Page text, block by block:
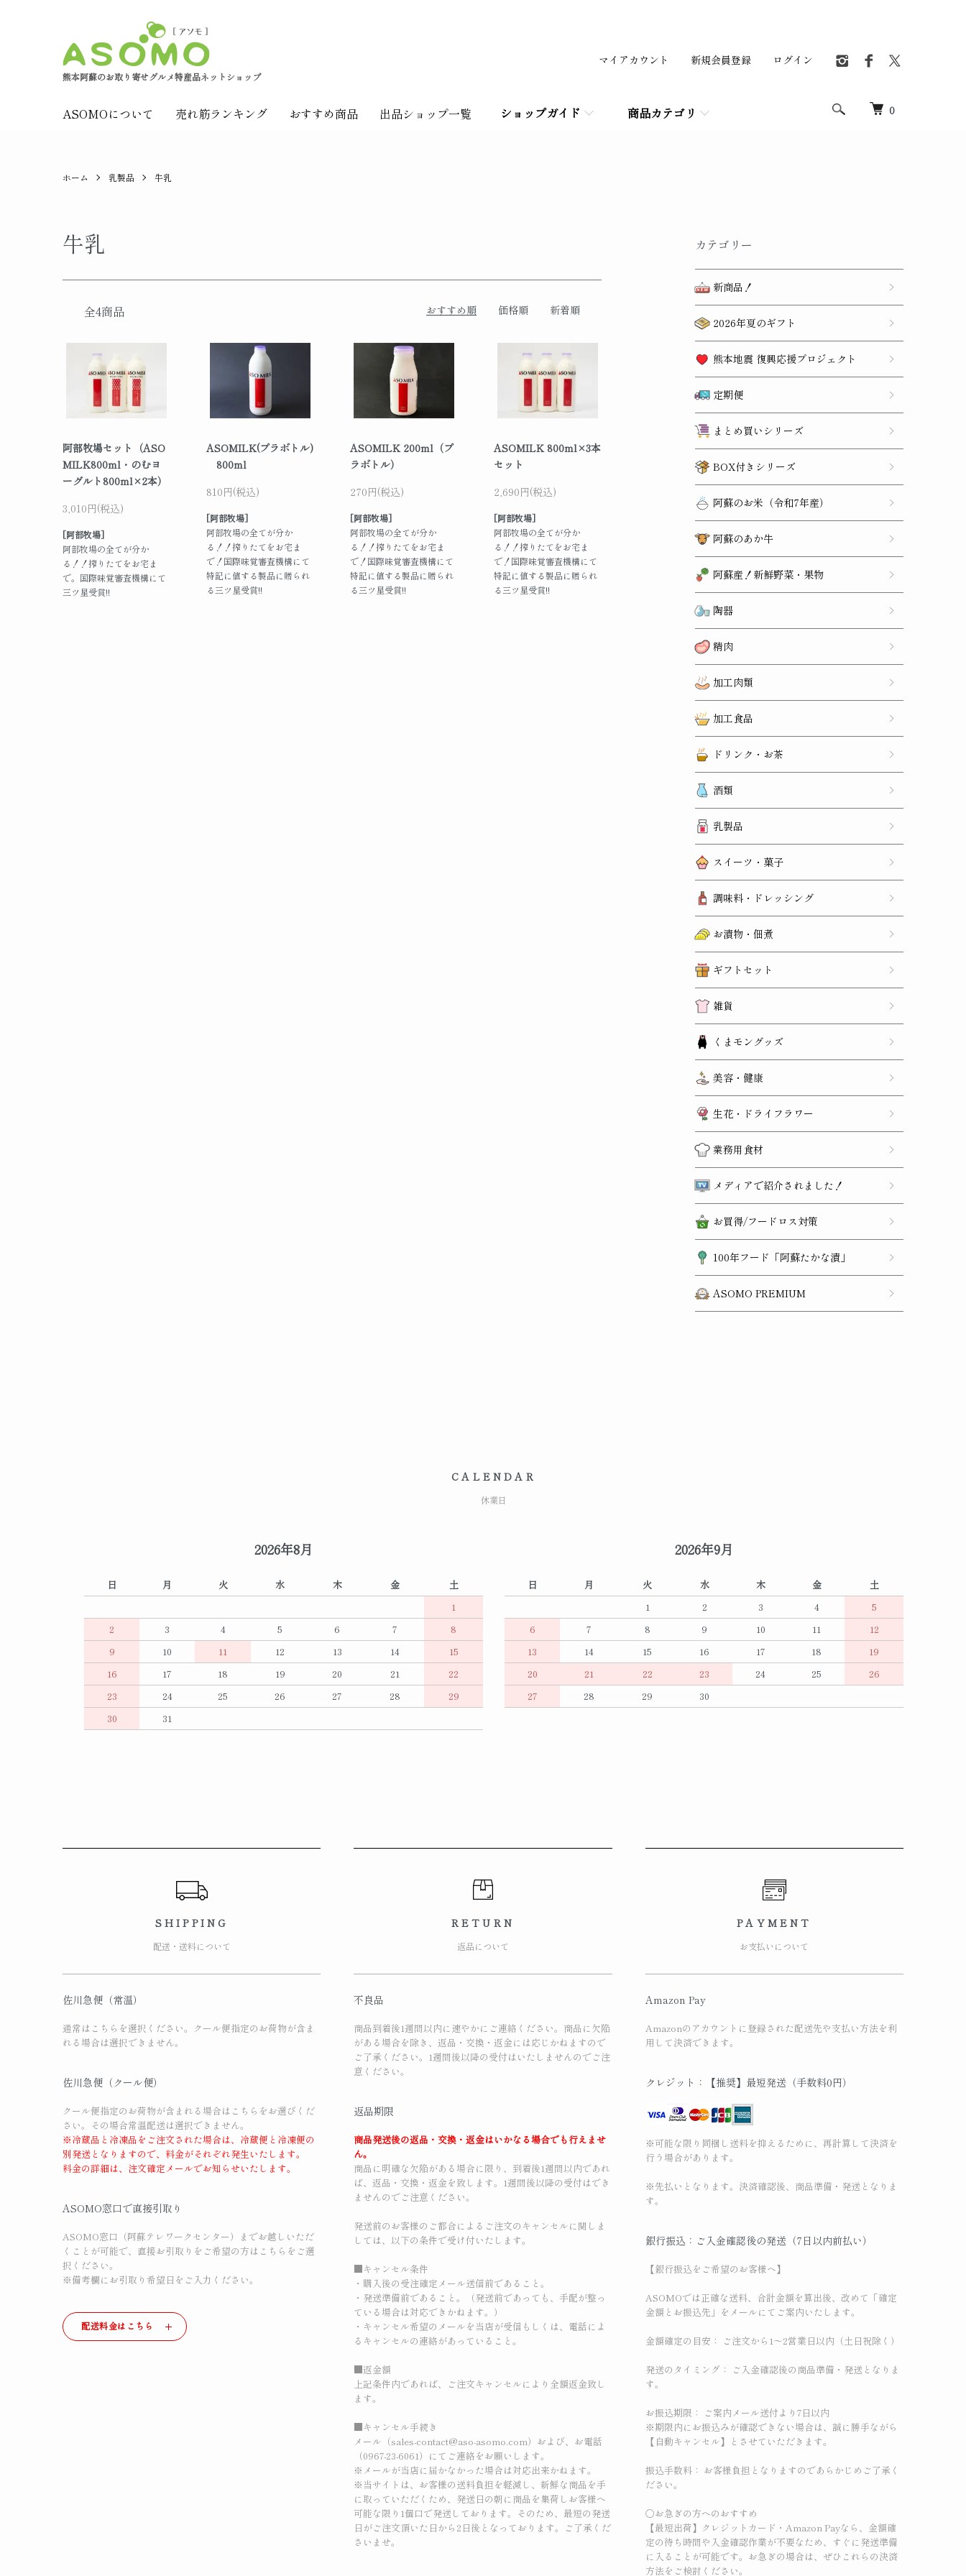
熊本阿蘇のお取り寄せグルメ特産品ネットショップ
0
ASOMOについて 売れ筋ランキング おすすめ商品 出品ショップ一覧 ショップガイド 商品カテゴリ
マイアカウント 新規会員登録 ログイン
ホーム 乳製品 牛乳
牛乳
全4商品 おすすめ順 価格順 新着順
阿部牧場セット（ASO
MILK800ml・のむヨ
ーグルト800ml×2本）
3,010円(税込)
[阿部牧場]
阿部牧場の全てが分か
る！！搾りたてをお宅ま
で。国際味覚審査機構にて
三ツ星受賞!!
ASOMILK(プラボトル)
800ml
810円(税込)
[阿部牧場]
阿部牧場の全てが分か
る！！搾りたてをお宅ま
で！国際味覚審査機構にて
特記に値する製品に贈られ
る三ツ星受賞!!
ASOMILK 200ml（プ
ラボトル）
270円(税込)
[阿部牧場]
阿部牧場の全てが分か
る！！搾りたてをお宅ま
で！国際味覚審査機構にて
特記に値する製品に贈られ
る三ツ星受賞!!
ASOMILK 800ml×3本
セット
2,690円(税込)
[阿部牧場]
阿部牧場の全てが分か
る！！搾りたてをお宅ま
で！国際味覚審査機構にて
特記に値する製品に贈られ
る三ツ星受賞!!
カテゴリー
新商品！
2026年夏のギフト
熊本地震 復興応援プロジェクト
定期便
まとめ買いシリーズ
BOX付きシリーズ
阿蘇のお米（令和7年産）
阿蘇のあか牛
阿蘇産！新鮮野菜・果物
陶器
精肉
加工肉類
加工食品
ドリンク・お茶
酒類
乳製品
スイーツ・菓子
調味料・ドレッシング
お漬物・佃煮
ギフトセット
雑貨
くまモングッズ
美容・健康
生花・ドライフラワー
業務用食材
メディアで紹介されました！
お買得/フードロス対策
100年フード「阿蘇たかな漬」
ASOMO PREMIUM
CALENDAR
休業日
2026年8月
日 月 火 水 木 金
土
1
2
3 4 5 6 7
8
9
10 11 12 13 14
15
16
17 18 19 20 21
22
23
24 25 26 27 28
29
30
31
2026年9月
日 月 火 水 木 金
土
1
2 3 4
5
6
7 8 9 10 11
12
13
14 15 16 17 18
19
20
21 22 23 24 25
26
27
28 29 30
SHIPPING
配送・送料について
佐川急便（常温）
通常はこちらを選択ください。クール便指定のお荷物が含ま
れる場合は選択できません。
佐川急便（クール便）
クール便指定のお荷物が含まれる場合はこちらをお選びくだ
さい。その場合常温配送は選択できません。
※冷蔵品と冷凍品をご注文された場合は、冷蔵便と冷凍便の
別発送となりますので、料金がそれぞれ発生いたします。
料金の詳細は、注文確定メールでお知らせいたします。
ASOMO窓口で直接引取り
ASOMO窓口（阿蘇テレワークセンター）までお越しいただ
くことが可能で、直接お引取りをご希望の方はこちらをご選
択ください。
※備考欄にお引取り希望日をご入力ください。
配送料金はこちら
RETURN
返品について
不良品
商品到着後1週間以内に速やかにご連絡ください。商品に欠陥
がある場合を除き、返品・交換・返金には応じかねますので
ご了承ください。1週間後以降の受付はいたしませんのでご注
意ください。
返品期限
商品発送後の返品・交換・返金はいかなる場合でも行えませ
ん。
商品に明確な欠陥がある場合に限り、到着後1週間以内であれ
ば、返品・交換・返金を致します。1週間後以降の受付はでき
ませんのでご注意ください。
発送前のお客様のご都合によるご注文のキャンセルに関しま
しては、以下の条件で受け付いたします。
■キャンセル条件
・購入後の受注確定メール送信前であること。
・発送準備前であること。（発送前であっても、手配が整っ
ている場合は対応できかねます。）
・キャンセル希望のメールを当店が受信もしくは、電話によ
るキャンセルの連絡があっていること。
■返金額
上記条件内であれば、ご注文キャンセルにより全額返金致し
ます。
■キャンセル手続き
メール（sales-contact@aso-asomo.com）および、お電話
（0967-23-6061）にてご連絡をお願いします。
※メールが当店に届かなかった場合は対応出来かねます。
※当サイトは、お客様の送料負担を軽減し、新鮮な商品を手
に取っていただくため、発送日の朝に商品を集荷しお客様へ
可能な限り1個口で発送しております。そのため、最短の発送
日がご注文頂いた日から2日後となっております。ご了承くだ
さいませ。
PAYMENT
お支払いについて
Amazon Pay
Amazonのアカウントに登録された配送先や支払い方法を利
用して決済できます。
クレジット：【推奨】最短発送（手数料0円）
※可能な限り同梱し送料を抑えるために、再計算して決済を
行う場合があります。
※先払いとなります。決済確認後、商品準備・発送となりま
す。
銀行振込：ご入金確認後の発送（7日以内前払い）
【銀行振込をご希望のお客様へ】
ASOMOでは正確な送料、合計金額を算出後、改めて「確定
金額とお振込先」をメールにてご案内いたします。
金額確定の目安： ご注文から1〜2営業日以内（土日祝除く）
発送のタイミング： ご入金確認後の商品準備・発送となりま
す。
お振込期限： ご案内メール送付より7日以内
※期限内にお振込みが確認できない場合は、誠に勝手ながら
【自動キャンセル】とさせていただきます。
振込手数料： お客様負担となりますのであらかじめご了承く
ださい。
〇お急ぎの方へのおすすめ
【最短出荷】クレジットカード・Amazon Payなら、金額確
定の待ち時間や入金確認作業が不要なため、すぐに発送準備
に入ることが可能です。お急ぎの場合は、ぜひこれらの決済
方法をご検討ください。